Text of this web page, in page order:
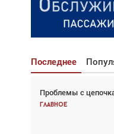
Последнее
Проблемы с
Главное
Взгляд с высоты:
спасательных